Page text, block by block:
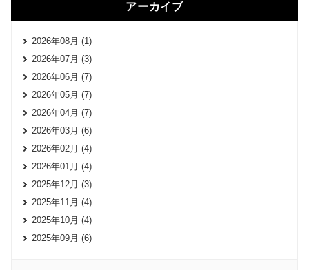
アーカイブ
2026年08月 (1)
2026年07月 (3)
2026年06月 (7)
2026年05月 (7)
2026年04月 (7)
2026年03月 (6)
2026年02月 (4)
2026年01月 (4)
2025年12月 (3)
2025年11月 (4)
2025年10月 (4)
2025年09月 (6)